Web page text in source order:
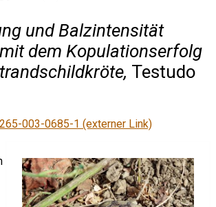
und Balzintensität
dem Kopulationserfolg
Testudo
003-0685-1 (externer Link)